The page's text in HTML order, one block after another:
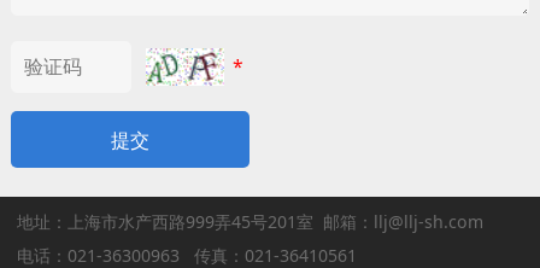
*
提交
地址：上海市水产西路999弄45号201室 邮箱：llj@llj-sh.com
电话：021-36300963 传真：021-36410561